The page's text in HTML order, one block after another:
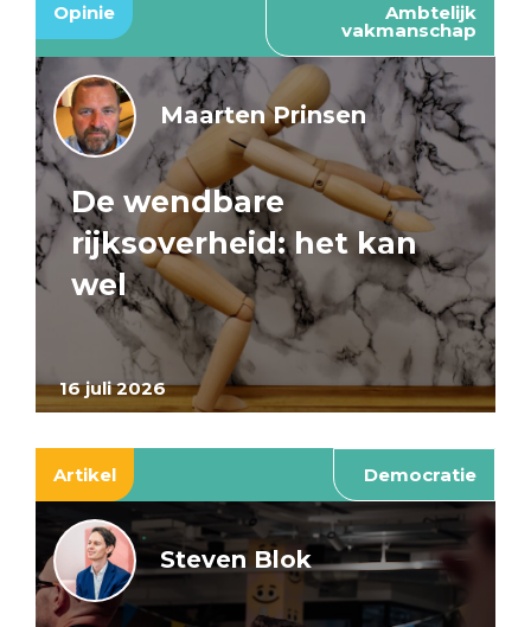
Opinie Ambtelijk
vakmanschap
16 juli 2026
Maarten Prinsen
De wendbare
rijksoverheid: het kan
wel
Artikel Democratie
Steven Blok